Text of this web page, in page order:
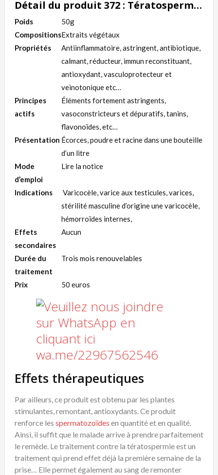
Détail du produit 372 : Tératospermie solution naturelle
Poids
50g
CompositionsExtraits végétaux
Propriétés
Antiinflammatoire, astringent, antibiotique,
calmant, réducteur, immun reconstituant,
antioxydant, vasculoprotecteur et
veinotonique etc…
Principes
actifs
Éléments fortement astringents,
vasoconstricteurs et dépuratifs, tanins,
flavonoïdes, etc…
Présentation Écorces, poudre et racine dans une bouteille
d’un litre
Mode
d’emploi
Lire la notice
Indications
Varicocèle, varice aux testicules, varices,
stérilité masculine d’origine une varicocèle,
hémorroïdes internes,
Effets
secondaires
Aucun
Durée du
traitement
Trois mois renouvelables
Prix 50 euros
Effets thérapeutiques
Par ailleurs, ce produit est obtenu par les plantes
stimulantes, remontant, antioxydants. Ce produit
renforce les spermatozoïdes en quantité et en qualité.
Ainsi, il suffit que le malade arrive à prendre parfaitement
le remède. Le traitement contre la tératospermie est un
traitement qui prend effet déjà la première semaine de la
prise… Elle permet également au sang de remonter